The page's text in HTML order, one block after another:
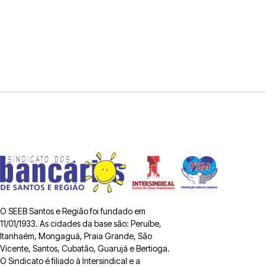
O SEEB Santos e Região foi fundado em
11/01/1933. As cidades da base são: Peruíbe,
Itanhaém, Mongaguá, Praia Grande, São
Vicente, Santos, Cubatão, Guarujá e Bertioga.
O Sindicato é filiado à Intersindical e a